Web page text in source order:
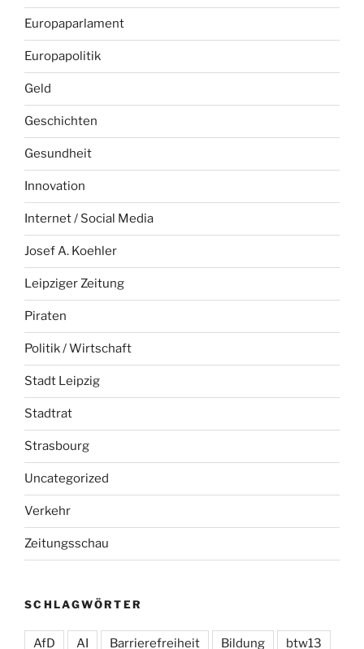
Europaparlament
Europapolitik
Geld
Geschichten
Gesundheit
Innovation
Internet / Social Media
Josef A. Koehler
Leipziger Zeitung
Piraten
Politik / Wirtschaft
Stadt Leipzig
Stadtrat
Strasbourg
Uncategorized
Verkehr
Zeitungsschau
SCHLAGWÖRTER
AfD AI Barrierefreiheit Bildung btw13